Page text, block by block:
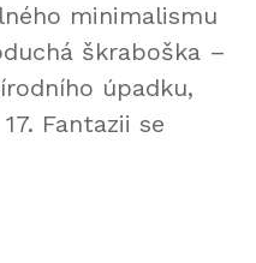
minimalismu
škraboška –
úpadku,
Fantazii se